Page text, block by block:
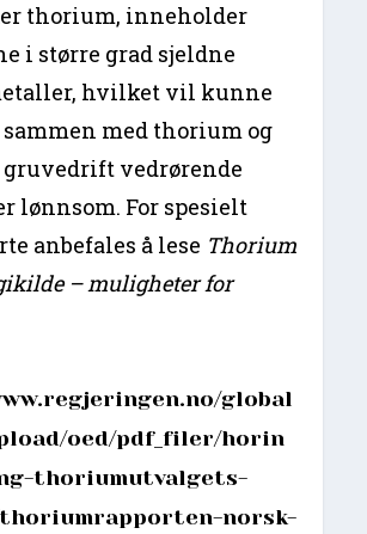
thorium, inneholder
i større grad sjeldne
hvilket vil kunne
med thorium og
gruvedrift vedrørende
lønnsom. For spesielt
anbefales å lese Thorium
– muligheter for
global
oed/pdf_filer/horin
thoriumutvalgets-
norsk-